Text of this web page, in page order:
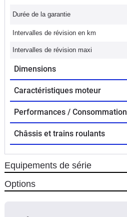
Durée de la garantie
Intervalles de révision en km
Intervalles de révision maxi
Dimensions
Caractéristiques moteur
Performances / Consommation
Châssis et trains roulants
Equipements de série
Options